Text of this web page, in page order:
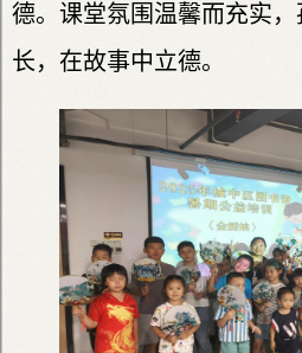
德。课堂氛围温馨而充实
长，在故事中立德。